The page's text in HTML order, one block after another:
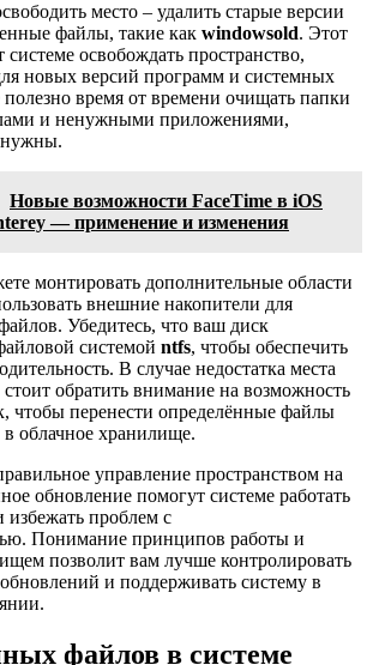
место – удалить старые версии
файлы, такие как windowsold. Этот
системе освобождать пространство,
новых версий программ и системных
время от времени очищать папки
и ненужными приложениями,
нужны.
Новые возможности FaceTime в iOS
— применение и изменения
монтировать дополнительные области
внешние накопители для
Убедитесь, что ваш диск
системой ntfs, чтобы обеспечить
В случае недостатка места
обратить внимание на возможность
чтобы перенести определённые файлы
облачное хранилище.
управление пространством на
обновление помогут системе работать
избежать проблем с
Понимание принципов работы и
позволит вам лучше контролировать
и поддерживать систему в
файлов в системе